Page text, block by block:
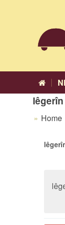
lêgerîn
Home